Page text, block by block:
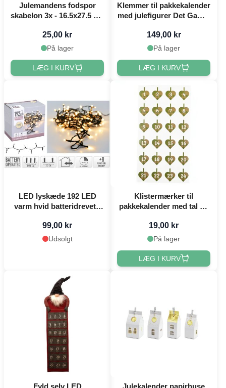
Julemandens fodspor
skabelon 3x - 16.5x27.5 cm
25,00 kr
På lager
LÆG I KURV
Klemmer til pakkekalender
med julefigurer Det Gamle
149,00 kr
På lager
LÆG I KURV
LED lyskæde 192 LED
varm hvid batteridrevet -
99,00 kr
Udsolgt
Klistermærker til
pakkekalender med tal og
24x Det Gamle Apotek
19,00 kr
På lager
LÆG I KURV
Fyld selv LED Julekalender papirhuse